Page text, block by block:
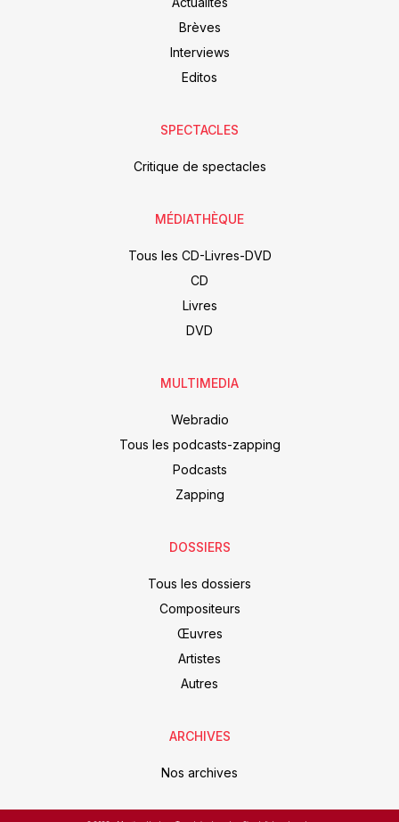
Brèves
Interviews
Editos
SPECTACLES
Critique de spectacles
MÉDIATHÈQUE
Tous les CD-Livres-DVD
CD
Livres
DVD
MULTIMEDIA
Webradio
Tous les podcasts-zapping
Podcasts
Zapping
DOSSIERS
Tous les dossiers
Compositeurs
Œuvres
Artistes
Autres
ARCHIVES
Nos archives